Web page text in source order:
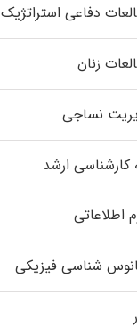
دفاعی استراتژیک
زنان
نساجی
کارشناسی ارشد
اطلاعاتی
شناسی فیزیکی